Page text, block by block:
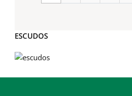
ESCUDOS